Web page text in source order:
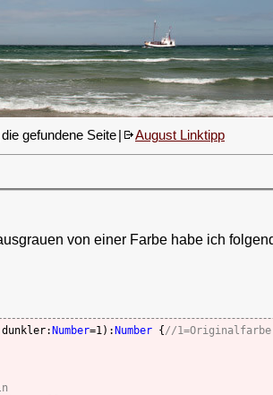
die gefundene Seite August Linktipp
von einer Farbe habe ich
Number=1): Number { //1=Originalfarbe